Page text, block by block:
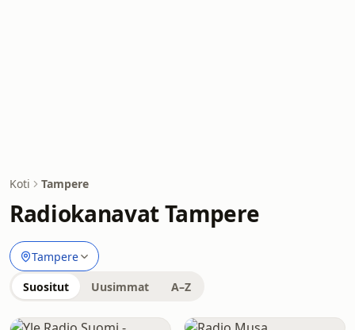
Koti Tampere
Radiokanavat Tampere
Tampere
Suositut Uusimmat A–Z